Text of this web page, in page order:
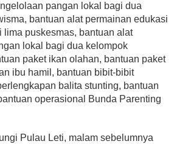
pangan lokal bagi dua
bantuan alat permainan edukasi
lima puskesmas, bantuan alat
lokal bagi dua kelompok
paket ikan olahan, bantuan paket
ibu hamil, bantuan bibit-bibit
balita stunting, bantuan
operasional Bunda Parenting
Pulau Leti, malam sebelumnya